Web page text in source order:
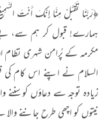
﴿رَبَّنَا تَقَبَّلْ مِنَّا إِنَّكَ أَنْتَ
ہمارے! قبول کر ہم سے،
مکرمہ کے پُرامن شہری نظام
السلام نے اپنے اس کام
زیادہ توجہ سے دعاؤں کو سننے
نیتوں کو اچھی طرح جاننے